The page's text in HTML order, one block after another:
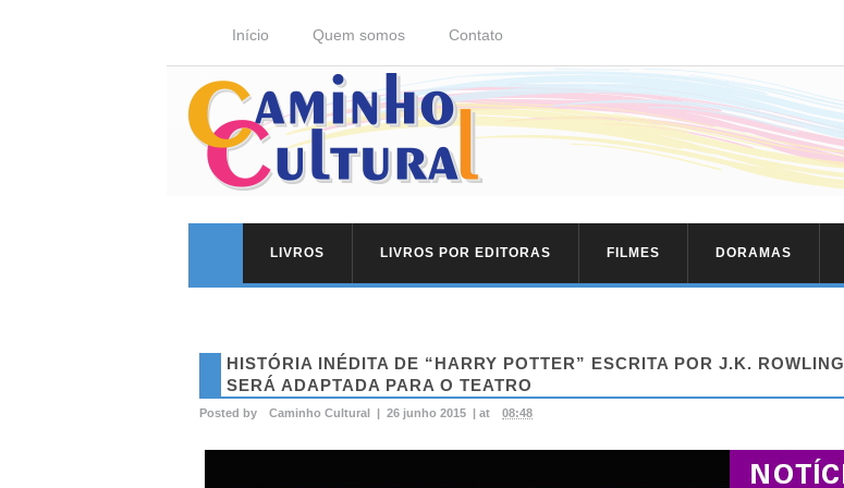
Início Quem somos Contato
LIVROS LIVROS POR EDITORAS FILMES DORAMAS
HISTÓRIA INÉDITA DE “HARRY POTTER” ESCRITA POR J.K. ROWLING
SERÁ ADAPTADA PARA O TEATRO
Posted by Caminho Cultural | 26 junho 2015 | at 08:48